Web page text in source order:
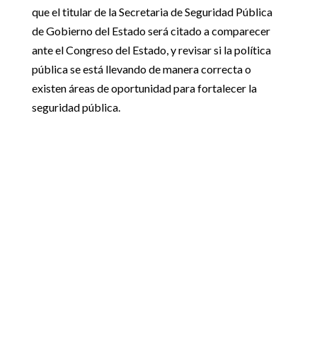
que el titular de la Secretaria de Seguridad Pública
de Gobierno del Estado será citado a comparecer
ante el Congreso del Estado, y revisar si la política
pública se está llevando de manera correcta o
existen áreas de oportunidad para fortalecer la
seguridad pública.